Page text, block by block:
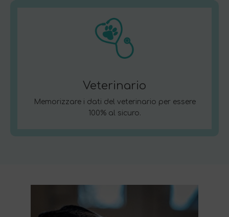
Veterinario
Memorizzare i dati del veterinario per essere
100% al sicuro.